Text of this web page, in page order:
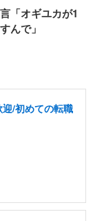
「オギユカが1
んで」
/初めての転職